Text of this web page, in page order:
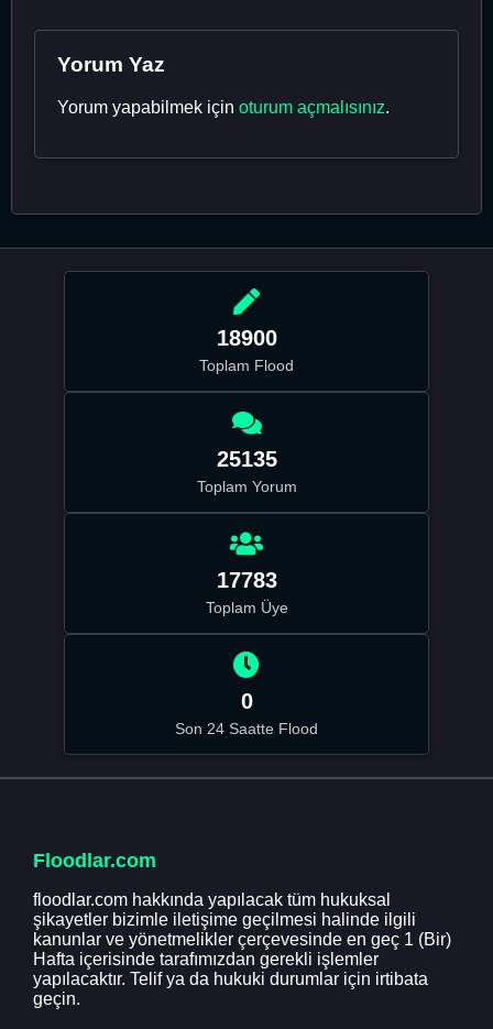
Yorum Yaz
Yorum yapabilmek için oturum açmalısınız.
18900
Toplam Flood
25135
Toplam Yorum
17783
Toplam Üye
0
Son 24 Saatte Flood
Floodlar.com
floodlar.com hakkında yapılacak tüm hukuksal
şikayetler bizimle iletişime geçilmesi halinde ilgili
kanunlar ve yönetmelikler çerçevesinde en geç 1 (Bir)
Hafta içerisinde tarafımızdan gerekli işlemler
yapılacaktır. Telif ya da hukuki durumlar için irtibata
geçin.